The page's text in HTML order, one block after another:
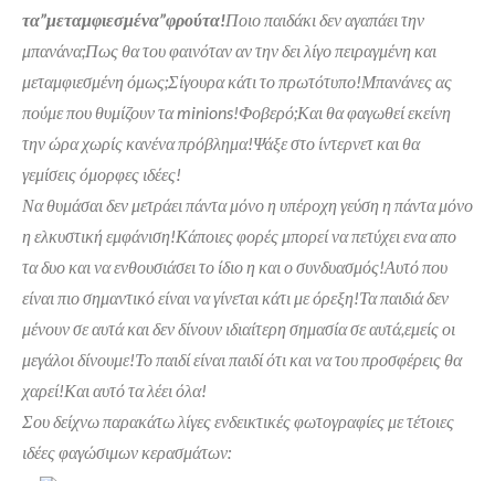
τα”μεταμφιεσμένα”φρούτα!Ποιο παιδάκι δεν αγαπάει την
μπανάνα;Πως θα του φαινόταν αν την δει λίγο πειραγμένη και
μεταμφιεσμένη όμως;Σίγουρα κάτι το πρωτότυπο!Μπανάνες ας
πούμε που θυμίζουν τα minions!Φοβερό;Και θα φαγωθεί εκείνη
την ώρα χωρίς κανένα πρόβλημα!Ψάξε στο ίντερνετ και θα
γεμίσεις όμορφες ιδέες!
Να θυμάσαι δεν μετράει πάντα μόνο η υπέροχη γεύση η πάντα μόνο
η ελκυστική εμφάνιση!Κάποιες φορές μπορεί να πετύχει ενα απο
τα δυο και να ενθουσιάσει το ίδιο η και ο συνδυασμός!Αυτό που
είναι πιο σημαντικό είναι να γίνεται κάτι με όρεξη!Τα παιδιά δεν
μένουν σε αυτά και δεν δίνουν ιδιαίτερη σημασία σε αυτά,εμείς οι
μεγάλοι δίνουμε!Το παιδί είναι παιδί ότι και να του προσφέρεις θα
χαρεί!Και αυτό τα λέει όλα!
Σου δείχνω παρακάτω λίγες ενδεικτικές φωτογραφίες με τέτοιες
ιδέες φαγώσιμων κερασμάτων: